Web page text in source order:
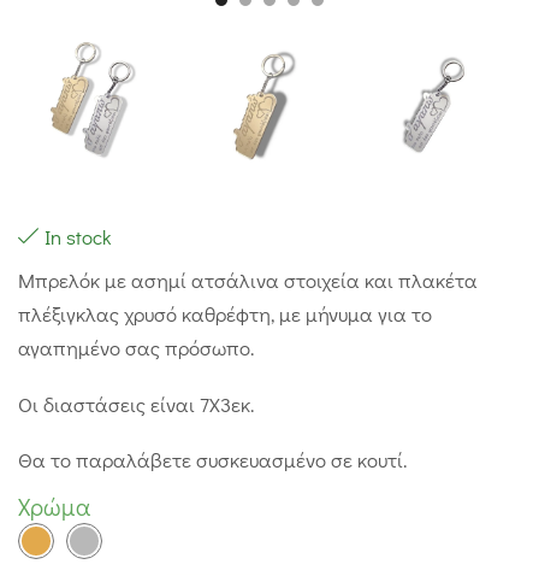
In stock
Μπρελόκ με ασημί ατσάλινα στοιχεία και πλακέτα
πλέξιγκλας χρυσό καθρέφτη, με μήνυμα για το
αγαπημένο σας πρόσωπο.
Οι διαστάσεις είναι 7Χ3εκ.
Θα το παραλάβετε συσκευασμένο σε κουτί.
Χρώμα